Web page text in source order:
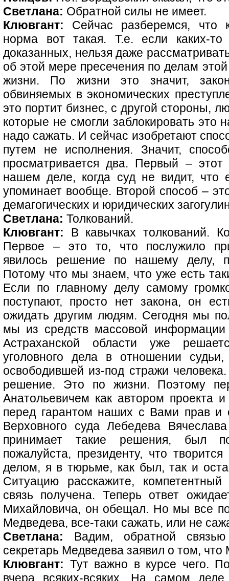
Светлана: Обратной силы не имеет.
Клювгант: Сейчас разберемся, что
норма вот такая. Т.е. если каких-то
доказанных, нельзя даже
об этой мере пресечения по делам
жизни. По жизни это значит,
обвиняемых в экономических
это портит бизнес, с другой стороны,
которые не смогли заблокировать это
надо сажать. И сейчас изобретают
путем не исполнения. Значит,
просматривается два. Первый –
нашем деле, когда суд не видит, что
упоминает вообще. Второй способ –
демагогических и юридических
Светлана: Толкований.
Клювгант: В кавычках толкований.
Первое – это то, что послужило
явилось решение по нашему делу,
Потому что мы знаем, что уже есть
Если по главному делу самому
поступают, просто нет закона, он
ожидать другим людям. Сегодня мы
мы из средств массовой
Астраханской области уже
уголовного дела в отношении
освободившей из-под стражи
решение. Это по жизни. Поэтому
Анатольевичем как автором проекта
перед гарантом наших с Вами прав и
Верховного суда Лебедева
принимает такие решения, был
пожалуйста, президенту, что
делом, я в тюрьме, как был, так и
Ситуацию расскажите,
связь получена. Теперь ответ
Михайловича, он обещал. Но мы все
Медведева, все-таки сажать, или не
Светлана: Вадим, обратной
секретарь Медведева заявил о том, что
Клювгант: Тут важно в курсе чего.
вчера всяких-всяких. На самом